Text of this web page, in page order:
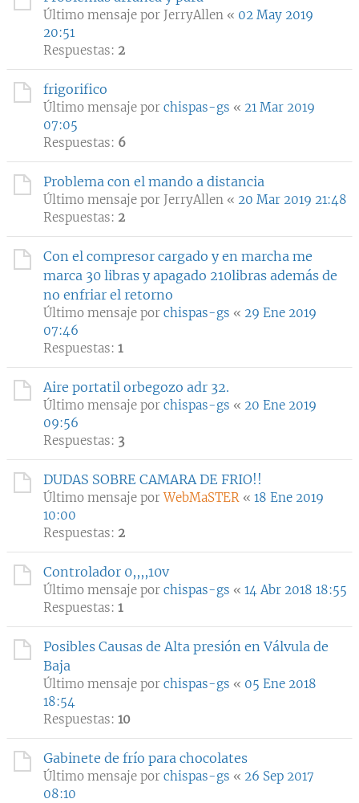
Último mensaje por JerryAllen « 02 May 2019
20:51
Respuestas: 2
frigorifico
Último mensaje por chispas-gs « 21 Mar 2019
07:05
Respuestas: 6
Problema con el mando a distancia
Último mensaje por JerryAllen « 20 Mar 2019 21:48
Respuestas: 2
Con el compresor cargado y en marcha me
marca 30 libras y apagado 210libras además de
no enfriar el retorno
Último mensaje por chispas-gs « 29 Ene 2019
07:46
Respuestas: 1
Aire portatil orbegozo adr 32.
Último mensaje por chispas-gs « 20 Ene 2019
09:56
Respuestas: 3
DUDAS SOBRE CAMARA DE FRIO!!
Último mensaje porWebMaSTER « 18 Ene 2019
10:00
Respuestas: 2
Controlador 0,,,,10v
Último mensaje por chispas-gs « 14 Abr 2018 18:55
Respuestas: 1
Posibles Causas de Alta presión en Válvula de
Baja
Último mensaje por chispas-gs « 05 Ene 2018
18:54
Respuestas: 10
Gabinete de frío para chocolates
Último mensaje por chispas-gs « 26 Sep 2017
08:10